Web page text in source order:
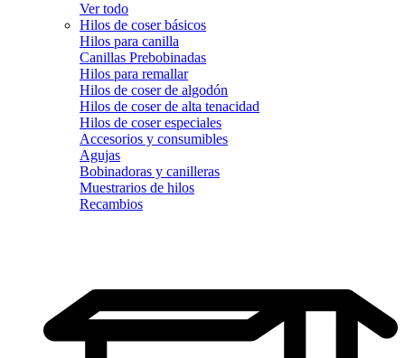
Ver todo
Hilos de coser básicos
Hilos para canilla
Canillas Prebobinadas
Hilos para remallar
Hilos de coser de algodón
Hilos de coser de alta tenacidad
Hilos de coser especiales
Accesorios y consumibles
Agujas
Bobinadoras y canilleras
Muestrarios de hilos
Recambios